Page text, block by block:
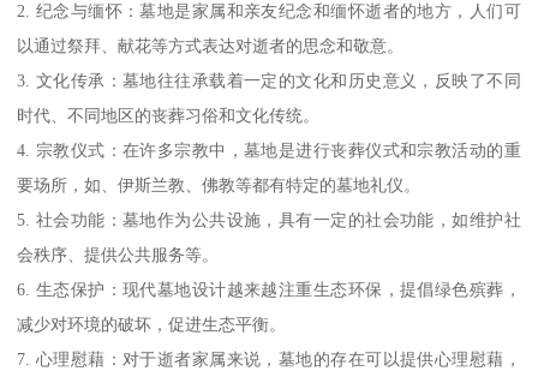
2. 纪念与缅怀：墓地是家属和亲友纪念和缅怀逝者的地方，人们可
以通过祭拜、献花等方式表达对逝者的思念和敬意。
3. 文化传承：墓地往往承载着一定的文化和历史意义，反映了不同
时代、不同地区的丧葬习俗和文化传统。
4. 宗教仪式：在许多宗教中，墓地是进行丧葬仪式和宗教活动的重
要场所，如、伊斯兰教、佛教等都有特定的墓地礼仪。
5. 社会功能：墓地作为公共设施，具有一定的社会功能，如维护社
会秩序、提供公共服务等。
6. 生态保护：现代墓地设计越来越注重生态环保，提倡绿色殡葬，
减少对环境的破坏，促进生态平衡。
7. 心理慰藉：对于逝者家属来说，墓地的存在可以提供心理慰藉，